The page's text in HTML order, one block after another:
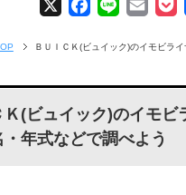
X F
a
e
b
L
i
e
E
m
i
P
o
k
ＢＵＩＣＫ(ビュイック)のイモビラ
Ｋ(ビュイック)のイモビ
年式などで調べよう